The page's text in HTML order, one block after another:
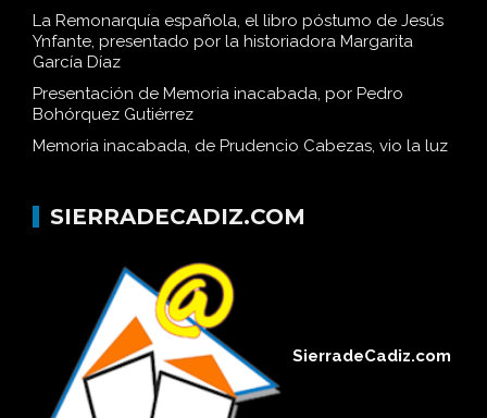
La Remonarquía española, el libro póstumo de Jesús
Ynfante, presentado por la historiadora Margarita
García Díaz
Presentación de Memoria inacabada, por Pedro
Bohórquez Gutiérrez
Memoria inacabada, de Prudencio Cabezas, vio la luz
SIERRADECADIZ.COM
SierradeCadiz.com